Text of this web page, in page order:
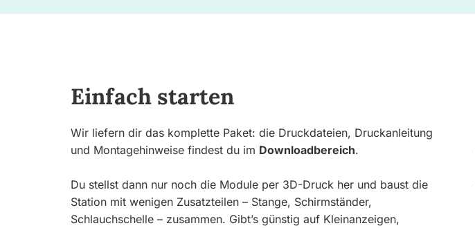
Einfach starten
Wir liefern dir das komplette Paket: die Druckdateien, Druckanleitung
und Montagehinweise findest du im Downloadbereich.
Du stellst dann nur noch die Module per 3D-Druck her und baust die
Station mit wenigen Zusatzteilen – Stange, Schirmständer,
Schlauchschelle – zusammen. Gibt’s günstig auf Kleinanzeigen,